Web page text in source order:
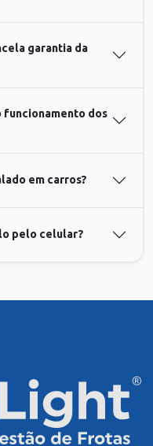
garantia da
dos
em carros?
pelo celular?